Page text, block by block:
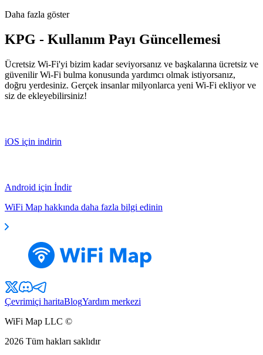
Daha fazla göster
KPG - Kullanım Payı Güncellemesi
Ücretsiz Wi-Fi'yi bizim kadar seviyorsanız ve başkalarına ücretsiz ve
güvenilir Wi-Fi bulma konusunda yardımcı olmak istiyorsanız,
doğru yerdesiniz. Gerçek insanlar milyonlarca yeni Wi-Fi ekliyor ve
siz de ekleyebilirsiniz!
iOS için indirin
Android için İndir
WiFi Map hakkında daha fazla bilgi edinin
Çevrimiçi haritaBlogYardım merkezi
WiFi Map LLC ©
2026 Tüm hakları saklıdır